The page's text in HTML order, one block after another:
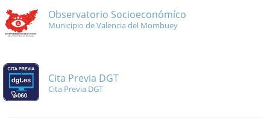
Observatorio Socioeconómíco
Municipio de Valencia del Mombuey
Cita Previa DGT
Cita Previa DGT